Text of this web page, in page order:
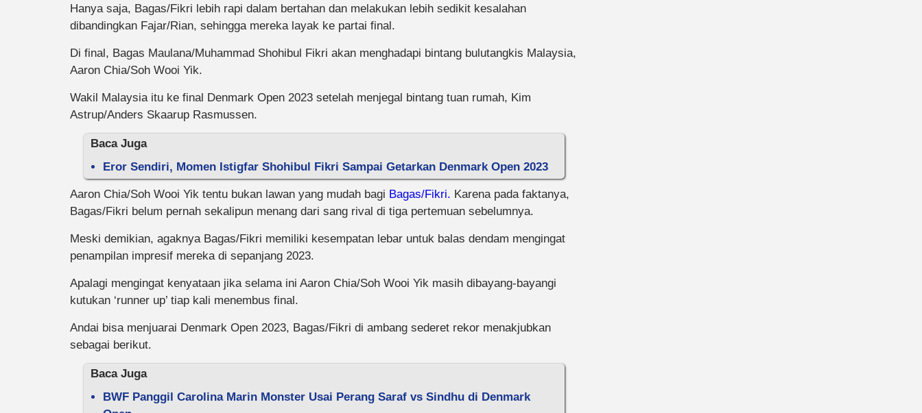
Hanya saja, Bagas/Fikri lebih rapi dalam bertahan dan melakukan lebih sedikit kesalahan
dibandingkan Fajar/Rian, sehingga mereka layak ke partai final.
Di final, Bagas Maulana/Muhammad Shohibul Fikri akan menghadapi bintang bulutangkis Malaysia,
Aaron Chia/Soh Wooi Yik.
Wakil Malaysia itu ke final Denmark Open 2023 setelah menjegal bintang tuan rumah, Kim
Astrup/Anders Skaarup Rasmussen.
Baca Juga
Eror Sendiri, Momen Istigfar Shohibul Fikri Sampai Getarkan Denmark Open 2023
Aaron Chia/Soh Wooi Yik tentu bukan lawan yang mudah bagi Bagas/Fikri. Karena pada faktanya,
Bagas/Fikri belum pernah sekalipun menang dari sang rival di tiga pertemuan sebelumnya.
Meski demikian, agaknya Bagas/Fikri memiliki kesempatan lebar untuk balas dendam mengingat
penampilan impresif mereka di sepanjang 2023.
Apalagi mengingat kenyataan jika selama ini Aaron Chia/Soh Wooi Yik masih dibayang-bayangi
kutukan ‘runner up’ tiap kali menembus final.
Andai bisa menjuarai Denmark Open 2023, Bagas/Fikri di ambang sederet rekor menakjubkan
sebagai berikut.
Baca Juga
BWF Panggil Carolina Marin Monster Usai Perang Saraf vs Sindhu di Denmark